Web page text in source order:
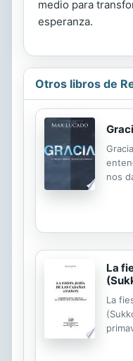
medio para
esperanza.
Otros libros de
nos
Los
un
para
a los
de
El
La
La